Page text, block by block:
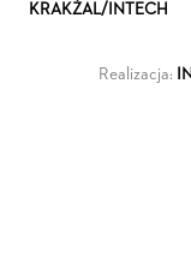
KRAKŻAL/INTECH
Realizacja: